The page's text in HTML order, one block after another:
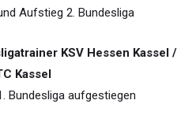
Aufstieg 2. Bundesliga
KSV Hessen Kassel /
Kassel
Bundesliga aufgestiegen